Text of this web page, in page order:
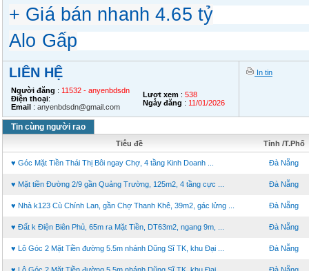
+ Giá bán nhanh 4.65 tỷ
Alo Gấp
LIÊN HỆ
Người đăng : 11532 - anyenbdsdn
Điện thoại:
Email : anyenbdsdn@gmail.com
Lượt xem : 538
Ngày đăng : 11/01/2026
In tin
Tin cùng người rao
Tiêu đề Tỉnh /T.Phố
♥ Góc Mặt Tiền Thái Thị Bôi ngay Chợ, 4 tầng Kinh Doanh ... Đà Nẵng
♥ Mặt tiền Đường 2/9 gần Quảng Trường, 125m2, 4 tầng cực ... Đà Nẵng
♥ Nhà k123 Cù Chính Lan, gần Chợ Thanh Khê, 39m2, gác lửng ... Đà Nẵng
♥ Đất k Điện Biên Phủ, 65m ra Mặt Tiền, DT63m2, ngang 9m, ... Đà Nẵng
♥ Lô Góc 2 Mặt Tiền đường 5.5m nhánh Dũng Sĩ TK, khu Đại ... Đà Nẵng